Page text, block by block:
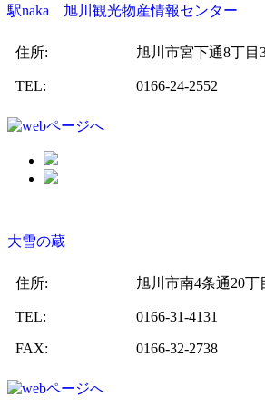
駅naka 旭川観光物産情報センター
住所: 旭川市宮下通8丁目
TEL: 0166-24-2552
大雪の蔵
住所: 旭川市南4条通20丁
TEL: 0166‐31‐4131
FAX: 0166‐32‐2738